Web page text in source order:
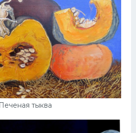
Печеная тыква